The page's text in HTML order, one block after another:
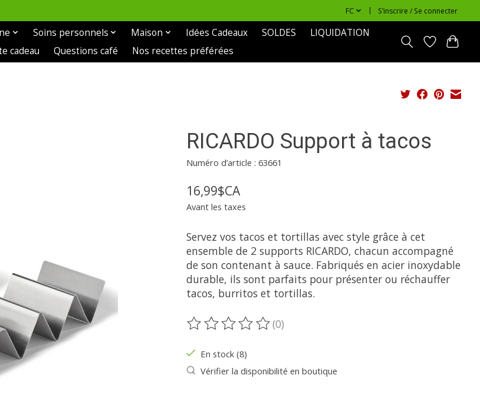
FC S’inscrire / Se connecter
Soins personnels Maison Idées Cadeaux SOLDES
LIQUIDATION
cadeau Questions café Nos recettes préférées
RICARDO Support à tacos
Numéro d’article : 63661
16,99$CA
Avant les taxes
Servez vos tacos et tortillas avec style grâce à cet
ensemble de 2 supports RICARDO, chacun accompagné
de son contenant à sauce. Fabriqués en acier inoxydable
durable, ils sont parfaits pour présenter ou réchauffer
tacos, burritos et tortillas.
Ce produit est évalué à
(0)
En stock (8)
Vérifier la disponibilité en boutique